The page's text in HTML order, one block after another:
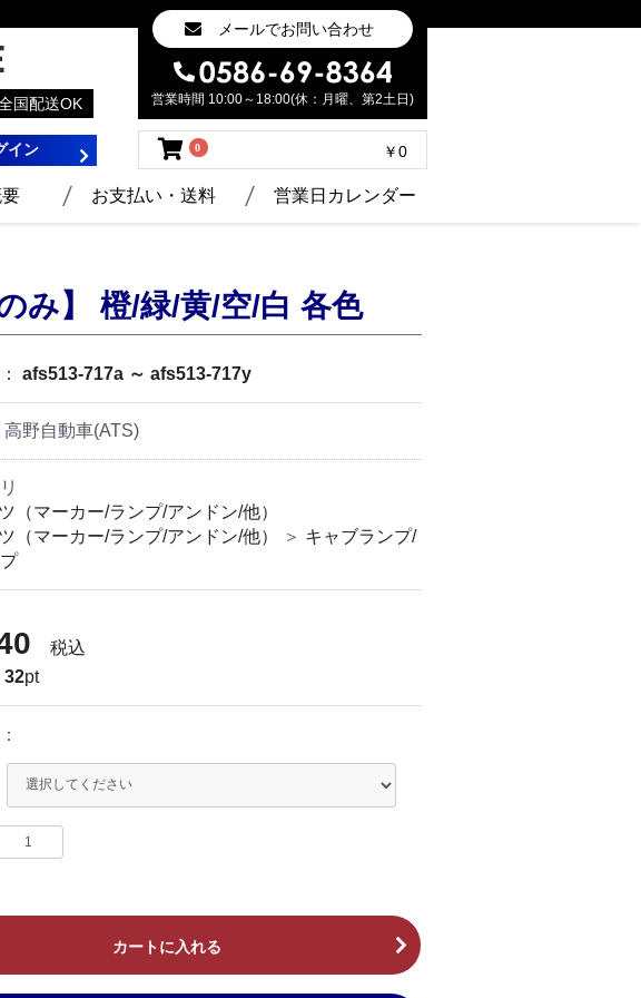
国配送OK
メールでお問い合わせ
営業時間 10:00～18:00(休：月曜、第2土日)
イン 0 ￥0
お支払い・送料 営業日カレンダー
み】 橙/緑/黄/空/白 各色
afs513-717a ～ afs513-717y
高野自動車(ATS)
（マーカー/ランプ/アンドン/他）
（マーカー/ランプ/アンドン/他）
＞ キャブランプ/
税込
32pt
カートに入れる